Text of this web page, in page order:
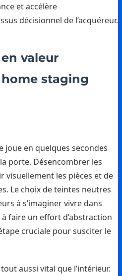
et accélère
décisionnel de l’acquéreur.
valeur
staging
joue en quelques secondes
porte. Désencombrer les
visuellement les pièces et de
Le choix de teintes neutres
à s’imaginer vivre dans
faire un effort d’abstraction
cruciale pour susciter le
aussi vital que l’intérieur.